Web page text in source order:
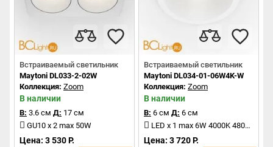
Встраиваемый светильник
Maytoni DL033-2-02W
Коллекция: Zoom
В наличии
В: 3.6 см Д: 17 см
GU10 x 2 max 50W
Цена: 3 530 Р.
Встраиваемый светильник
Maytoni DL034-01-06W4K-W
Коллекция: Zoom
В наличии
В: 6 см Д: 6 см
LED x 1 max 6W 4000K 480Lm
Цена: 3 720 Р.